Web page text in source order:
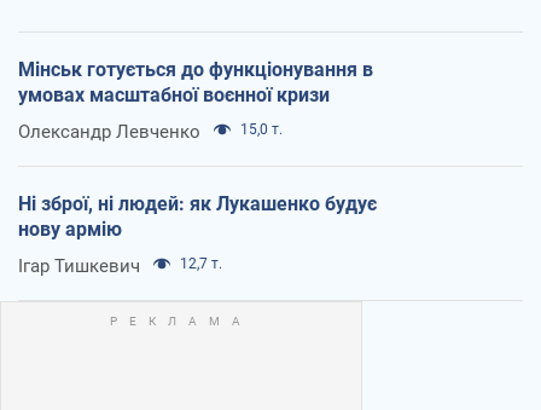
Мінськ готується до функціонування в
умовах масштабної воєнної кризи
Олександр Левченко 15,0 т.
Ні зброї, ні людей: як Лукашенко будує
нову армію
Ігар Тишкевич 12,7 т.